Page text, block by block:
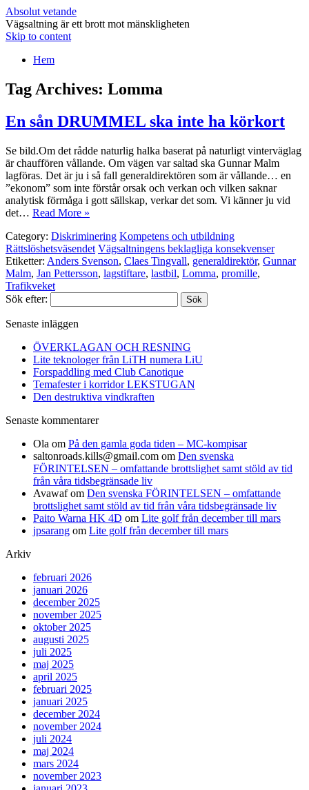
Absolut vetande
Vägsaltning är ett brott mot mänskligheten
Skip to content
Hem
Tag Archives: Lomma
En sån DRUMMEL ska inte ha körkort
Se bild.Om det rådde naturlig halka baserat på naturligt vinterväglag
är chauffören vållande. Om vägen var saltad ska Gunnar Malm
lagföras. Det är ju i så fall generaldirektören som är vållande… en
”ekonom” som inte förstår orsak och verkan och vilken saknar
analytisk förmåga i gott sällskap, verkar det som. Vi känner ju vid
det… Read More »
Category: Diskriminering Kompetens och utbildning
Rättslöshetsväsendet Vägsaltningens beklagliga konsekvenser
Etiketter: Anders Svenson, Claes Tingvall, generaldirektör, Gunnar
Malm, Jan Pettersson, lagstiftare, lastbil, Lomma, promille,
Trafikveket
Sök efter:
Senaste inläggen
ÖVERKLAGAN OCH RESNING
Lite teknologer från LiTH numera LiU
Forspaddling med Club Canotique
Temafester i korridor LEKSTUGAN
Den destruktiva vindkraften
Senaste kommentarer
Ola om På den gamla goda tiden – MC-kompisar
saltonroads.kills@gmail.com om Den svenska
FÖRINTELSEN – omfattande brottslighet samt stöld av tid
från våra tidsbegränsade liv
Avawafom Den svenska FÖRINTELSEN – omfattande
brottslighet samt stöld av tid från våra tidsbegränsade liv
Paito Warna HK 4D om Lite golf från december till mars
jpsarang om Lite golf från december till mars
Arkiv
februari 2026
januari 2026
december 2025
november 2025
oktober 2025
augusti 2025
juli 2025
maj 2025
april 2025
februari 2025
januari 2025
december 2024
november 2024
juli 2024
maj 2024
mars 2024
november 2023